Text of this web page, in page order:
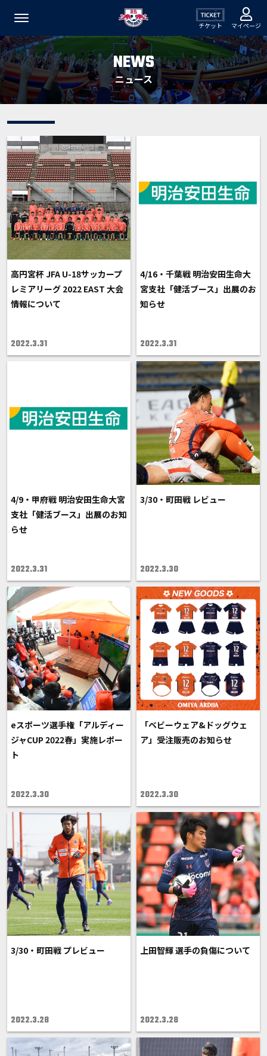
チケット マイページ
NEWS
ニュース
高円宮杯 JFA U-18サッカープ
レミアリーグ 2022 EAST 大会
情報について
2022.3.31
4/16・千葉戦 明治安田生命大
宮支社「健活ブース」出展のお
知らせ
2022.3.31
4/9・甲府戦 明治安田生命大宮
支社「健活ブース」出展のお知
らせ
2022.3.31
3/30・町田戦 レビュー
2022.3.30
eスポーツ選手権「アルディー
ジャCUP 2022春」実施レポー
ト
2022.3.30
「ベビーウェア&ドッグウェ
ア」受注販売のお知らせ
2022.3.30
3/30・町田戦 プレビュー
2022.3.28
上田智輝 選手の負傷について
2022.3.28